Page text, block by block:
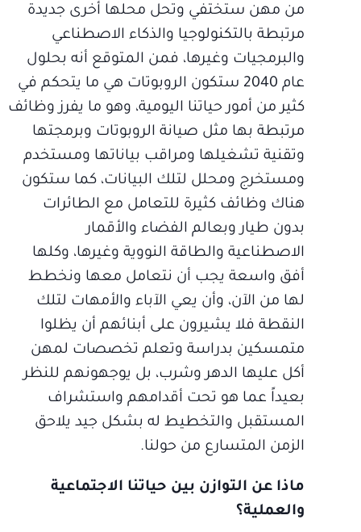
من مهن ستختفي وتحل محلها أخرى جديدة
مرتبطة بالتكنولوجيا والذكاء الاصطناعي
والبرمجيات وغيرها، فمن المتوقع أنه بحلول
عام 2040 ستكون الروبوتات هي ما يتحكم في
كثير من أمور حياتنا اليومية، وهو ما يفرز وظائف
مرتبطة بها مثل صيانة الروبوتات وبرمجتها
وتقنية تشغيلها ومراقب بياناتها ومستخدم
ومستخرج ومحلل لتلك البيانات، كما ستكون
هناك وظائف كثيرة للتعامل مع الطائرات
بدون طيار وبعالم الفضاء والأقمار
الاصطناعية والطاقة النووية وغيرها، وكلها
أفق واسعة يجب أن نتعامل معها ونخطط
لها من الآن، وأن يعي الآباء والأمهات لتلك
النقطة فلا يشيرون على أبنائهم أن يظلوا
متمسكين بدراسة وتعلم تخصصات لمهن
أكل عليها الدهر وشرب، بل يوجهونهم للنظر
بعيداً عما هو تحت أقدامهم واستشراف
المستقبل والتخطيط له بشكل جيد يلاحق
الزمن المتسارع من حولنا.
ماذا عن التوازن بين حياتنا الاجتماعية
والعملية؟